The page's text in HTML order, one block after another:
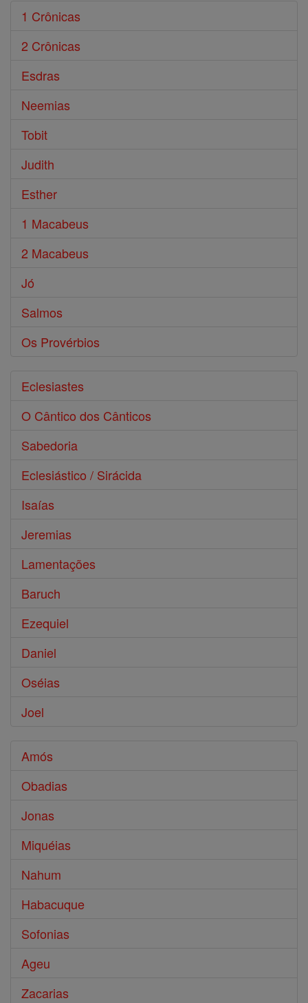
1 Crônicas
2 Crônicas
Esdras
Neemias
Tobit
Judith
Esther
1 Macabeus
2 Macabeus
Jó
Salmos
Os Provérbios
Eclesiastes
O Cântico dos Cânticos
Sabedoria
Eclesiástico / Sirácida
Isaías
Jeremias
Lamentações
Baruch
Ezequiel
Daniel
Oséias
Joel
Amós
Obadias
Jonas
Miquéias
Nahum
Habacuque
Sofonias
Ageu
Zacarias